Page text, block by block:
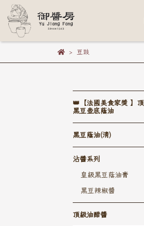
豆豉
👑【法國美食家獎 】
黑豆壺底蔭油
黑豆蔭油(清)
沾醬系列
皇級黑豆蔭油膏
黑豆辣椒醬
頂級油醋醬